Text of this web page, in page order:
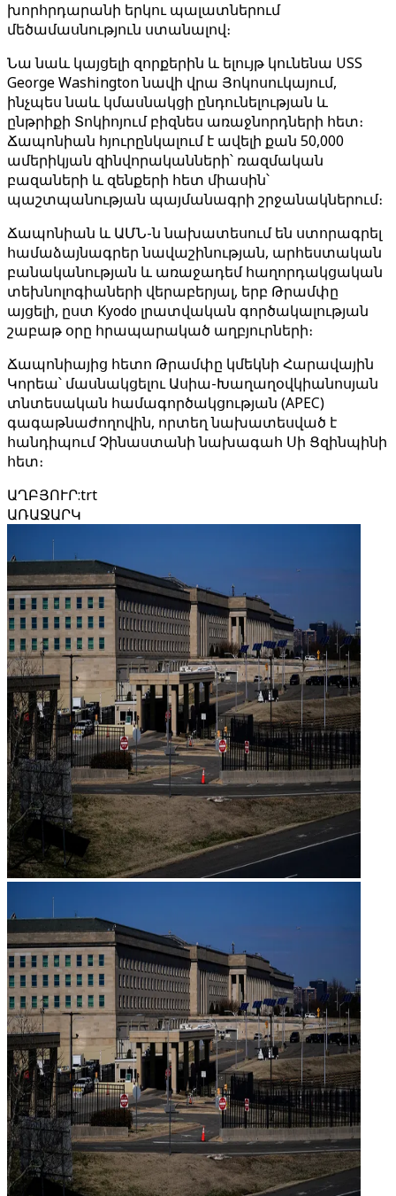
խորհրդարանի երկու պալատներում
մեծամասնություն ստանալով։
Նա նաև կայցելի զորքերին և ելույթ կունենա USS
George Washington նավի վրա Յոկոսուկայում,
ինչպես նաև կմասնակցի ընդունելության և
ընթրիքի Տոկիոյում բիզնես առաջնորդների հետ։
Ճապոնիան հյուրընկալում է ավելի քան 50,000
ամերիկյան զինվորականների՝ ռազմական
բազաների և զենքերի հետ միասին՝
պաշտպանության պայմանագրի շրջանակներում։
Ճապոնիան և ԱՄՆ-ն նախատեսում են ստորագրել
համաձայնագրեր նավաշինության, արհեստական
բանականության և առաջադեմ հաղորդակցական
տեխնոլոգիաների վերաբերյալ, երբ Թրամփը
այցելի, ըստ Kyodo լրատվական գործակալության
շաբաթ օրը հրապարակած աղբյուրների։
Ճապոնիայից հետո Թրամփը կմեկնի Հարավային
Կորեա՝ մասնակցելու Ասիա-Խաղաղօվկիանոսյան
տնտեսական համագործակցության (APEC)
գագաթնաժողովին, որտեղ նախատեսված է
հանդիպում Չինաստանի նախագահ Սի Ցզինպինի
հետ։
ԱՂԲՅՈՒՐ:trt
ԱՌԱՋԱՐԿ